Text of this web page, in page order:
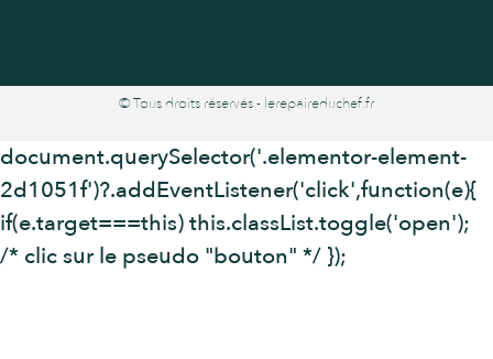
© Tous droits réservés - lerepaireduchef.fr
document.querySelector('.elementor-element-
2d1051f')?.addEventListener('click',function(e){
if(e.target===this) this.classList.toggle('open');
/* clic sur le pseudo "bouton" */ });